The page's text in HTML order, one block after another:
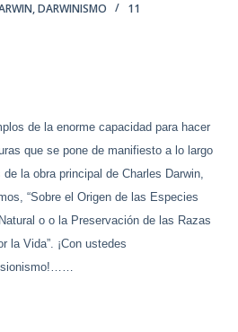
,DARWINISMO
11
de la enorme capacidad para hacer
que se pone de manifiesto a lo largo
la obra principal de Charles Darwin,
“Sobre el Origen de las Especies
o o la Preservación de las Razas
la Vida”. ¡Con ustedes